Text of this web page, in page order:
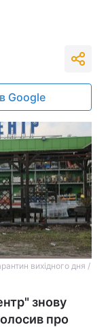
Google
вихідного дня /
знову
про